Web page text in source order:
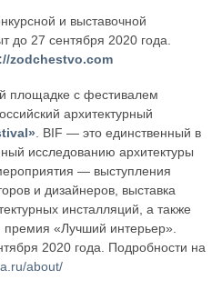
и выставочной
до 27 сентября 2020 года.
zodchestvo.com
площадке с фестивалем
архитектурный
. BIF — это единственный в
исследованию архитектуры
— выступления
и дизайнеров, выставка
инсталляций, а также
«Лучший интерьер».
2020 года. Подробности на
about/